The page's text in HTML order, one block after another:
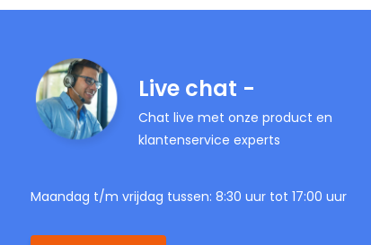
Live chat -
Chat live met onze product en
klantenservice experts
Maandag t/m vrijdag tussen: 8:30 uur tot 17:00 uur